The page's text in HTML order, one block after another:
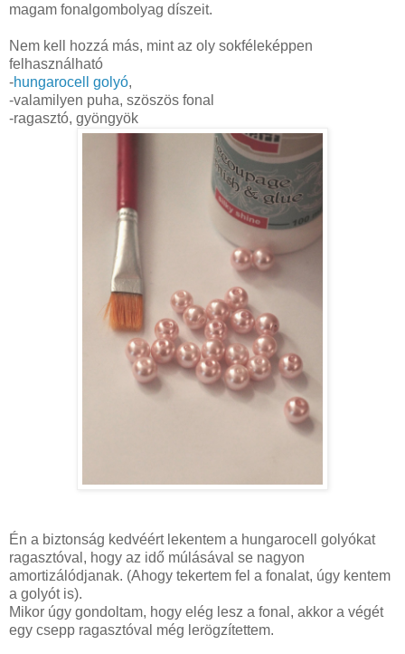
magam fonalgombolyag díszeit.
Nem kell hozzá más, mint az oly sokféleképpen
felhasználható
-hungarocell golyó,
-valamilyen puha, szöszös fonal
-ragasztó, gyöngyök
Én a biztonság kedvéért lekentem a hungarocell golyókat
ragasztóval, hogy az idő múlásával se nagyon
amortizálódjanak. (Ahogy tekertem fel a fonalat, úgy kentem
a golyót is).
Mikor úgy gondoltam, hogy elég lesz a fonal, akkor a végét
egy csepp ragasztóval még lerögzítettem.